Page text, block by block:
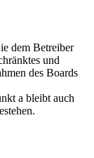
dem Betreiber
und
des Boards
a bleibt auch